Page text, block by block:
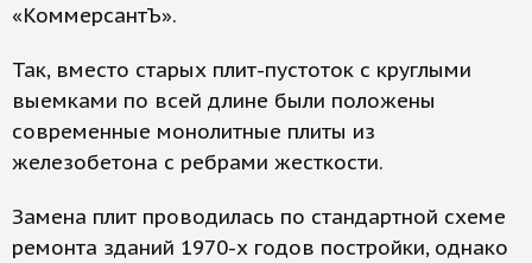
«КоммерсантЪ».
Так, вместо старых плит-пустоток с круглыми
выемками по всей длине были положены
современные монолитные плиты из
железобетона с ребрами жесткости.
Замена плит проводилась по стандартной схеме
ремонта зданий 1970-х годов постройки, однако